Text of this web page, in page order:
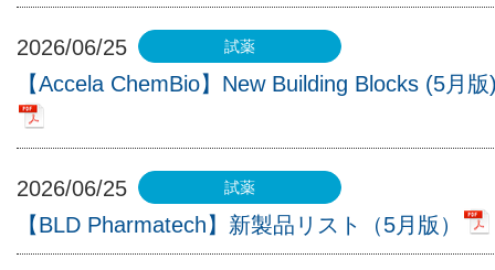
2026/06/25
【Accela ChemBio】New Building Blocks (5月版
2026/06/25
【BLD Pharmatech】新製品リスト（5月版）